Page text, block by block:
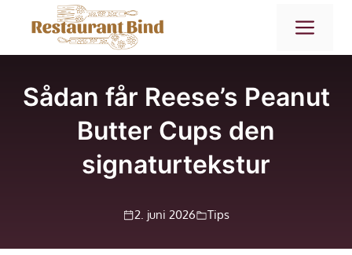
indhold
Sådan får Reese’s Peanut
Butter Cups den
signaturtekstur
2. juni 2026 Tips